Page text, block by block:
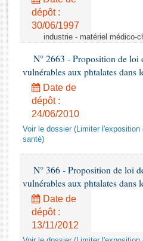
Rapports d'enquête
Rapports législatifs
Budget et sécurité sociale
Questions écrites et orales
Comptes rendus des débats
dépôt :
30/06/1997
industrie - matériel médico-
N° 2663 - Proposition de loi
vulnérables aux phtalates dans
Date de
dépôt :
24/06/2010
Voir le dossier (Limiter
santé)
N° 366 - Proposition de loi
vulnérables aux phtalates dans
Date de
dépôt :
13/11/2012